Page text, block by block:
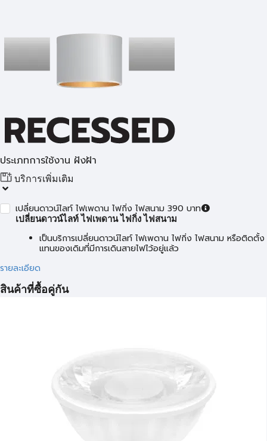
ประเภทการใช้งาน ฝังฝ้า
บริการเพิ่มเติม
เปลี่ยนดาวน์ไลท์ ไฟเพดาน ไฟกิ่ง ไฟสนาม 390 บาท
เปลี่ยนดาวน์ไลท์ ไฟเพดาน ไฟกิ่ง ไฟสนาม
เป็นบริการเปลี่ยนดาวน์ไลท์ ไฟเพดาน ไฟกิ่ง ไฟสนาม หรือติดตั้ง
แทนของเดิมที่มีการเดินสายไฟไว้อยู่แล้ว
รายละเอียด
สินค้าที่ซื้อคู่กัน